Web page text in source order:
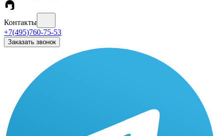
Контакты
+7(495)760-75-53
Заказать звонок